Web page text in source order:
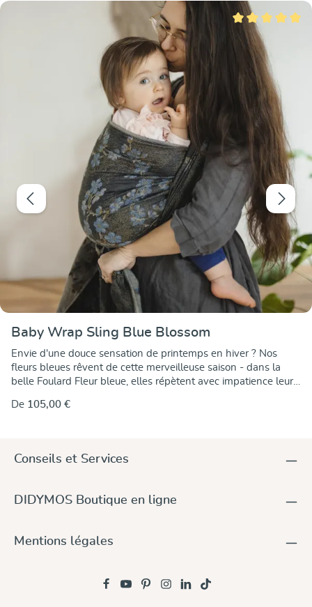
Note moyenne
Baby Wrap Sling Blue Blossom
Envie d'une douce sensation de printemps en hiver ? Nos
fleurs bleues rêvent de cette merveilleuse saison - dans la
belle Foulard Fleur bleue, elles répètent avec impatience leur
réalisé en un coton anthracite. - les fleurs sont rehaussées d'or
foulard à l'extérieur, ce qui est toujours surprenant. Le coton
de substances nocives. Ce foulard léger est polyvalent et
possède d'excellentes propriétés de nouage. propriétés de
indéformable dans le sens de la longueur et agréable à porter.
Il s'adapte donc toujours bien à toutes les formes de corps.
nouez, vous pouvez et précis pour un maintien sûr et
confortable. un maintien parfait. Vous apprécierez tout
De 105,00 €
Conseils et Services
DIDYMOS Boutique en ligne
Mentions légales